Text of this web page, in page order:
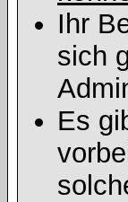
Ihr
sich
Es